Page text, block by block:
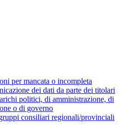
per mancata o incompleta
dei dati da parte dei titolari
politici, di amministrazione, di
o di governo
consiliari regionali/provinciali